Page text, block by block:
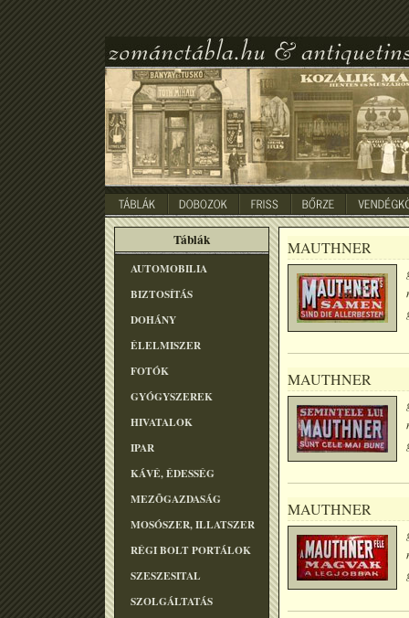
Táblák
AUTOMOBILIA
BIZTOSÍTÁS
DOHÁNY
ÉLELMISZER
FOTÓK
GYÓGYSZEREK
HIVATALOK
IPAR
KÁVÉ, ÉDESSÉG
MEZÕGAZDASÁG
MOSÓSZER, ILLATSZER
RÉGI BOLT PORTÁLOK
SZESZESITAL
SZOLGÁLTATÁS
MAUTHNER
MAUTHNER
MAUTHNER